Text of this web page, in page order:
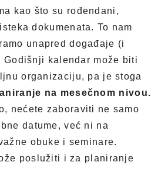
kao što su rođendani,
dokumenata. To nam
unapred događaje (i
Godišnji kalendar može biti
organizaciju, pa je stoga
na mesečnom nivou.
nećete zaboraviti ne samo
datume, već ni na
obuke i seminare.
poslužiti i za planiranje